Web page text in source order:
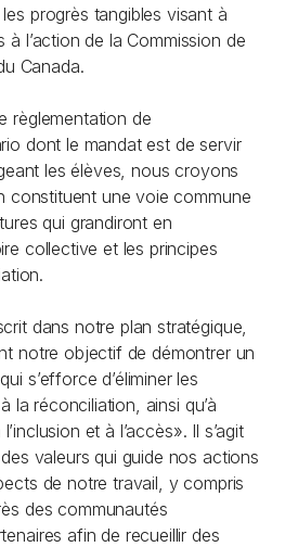
progrès tangibles visant à
à l’action de la Commission de
Canada.
règlementation de
dont le mandat est de servir
les élèves, nous croyons
constituent une voie commune
qui grandiront en
collective et les principes
dans notre plan stratégique,
notre objectif de démontrer un
s’efforce d’éliminer les
la réconciliation, ainsi qu’à
et à l’accès». Il s’agit
valeurs qui guide nos actions
de notre travail, y compris
des communautés
afin de recueillir des